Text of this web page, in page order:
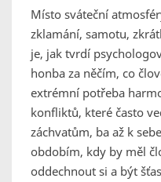
Místo sváteční
zklamání, samotu,
je, jak tvrdí
honba za něčím, co
extrémní potřeba
konfliktů, které často
záchvatům, ba až k
obdobím, kdy by měl
oddechnout si a být